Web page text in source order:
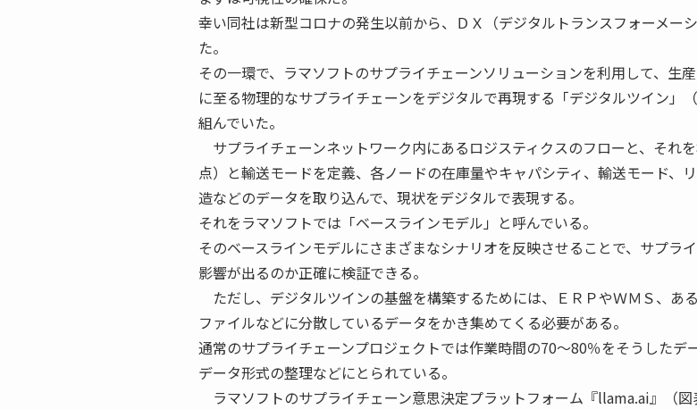
幸い同社は新型コロナの発生以前から、ＤＸ（デジタルトランスフォーメー
た。
その一環で、ラマソフトのサプライチェーンソリューションを利用して、生
に至る物理的なサプライチェーンをデジタルで再現する「デジタルツイン」
組んでいた。
サプライチェーンネットワーク内にあるロジスティクスのフローと、それ
点）と輸送モードを定義、各ノードの在庫量やキャパシティ、輸送モード、
造などのデータを取り込んで、現状をデジタルで表現する。
それをラマソフトでは「ベースラインモデル」と呼んでいる。
そのベースラインモデルにさまざまなシナリオを反映させることで、サプラ
影響が出るのか正確に検証できる。
ただし、デジタルツインの基盤を構築するためには、ＥＲＰやＷＭＳ、あ
ファイルなどに分散しているデータをかき集めてくる必要がある。
通常のサプライチェーンプロジェクトでは作業時間の70〜80％をそうしたデ
データ形式の整理などにとられている。
ラマソフトのサプライチェーン意思決定プラットフォーム『llama.ai』（